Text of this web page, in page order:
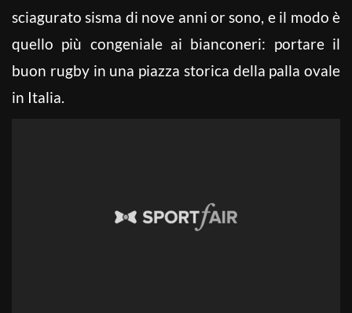
sciagurato sisma di nove anni or sono, e il modo è
quello più congeniale ai bianconeri: portare il
buon rugby in una piazza storica della palla ovale
in Italia.